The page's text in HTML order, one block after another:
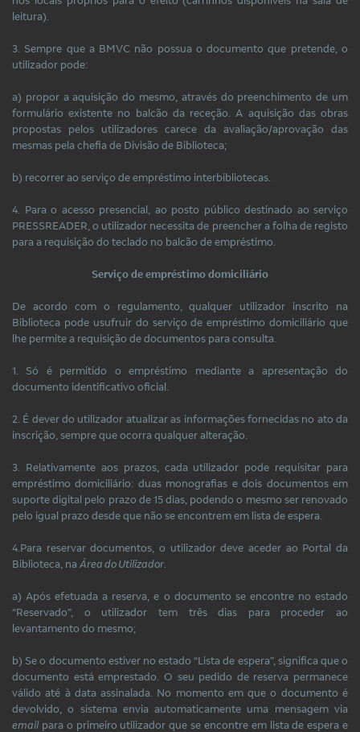
leitura).
3. Sempre que a BMVC não possua o documento que pretende, o
utilizador pode:
a) propor a aquisição do mesmo, através do preenchimento de um
formulário existente no balcão da receção. A aquisição das obras
propostas pelos utilizadores carece da avaliação/aprovação das
mesmas pela chefia de Divisão de Biblioteca;
b) recorrer ao serviço de empréstimo interbibliotecas.
4. Para o acesso presencial, ao posto público destinado ao serviço
PRESSREADER, o utilizador necessita de preencher a folha de registo
para a requisição do teclado no balcão de empréstimo.
Serviço de empréstimo domiciliário
De acordo com o regulamento, qualquer utilizador inscrito na
Biblioteca pode usufruir do serviço de empréstimo domiciliário que
lhe permite a requisição de documentos para consulta.
1. Só é permitido o empréstimo mediante a apresentação do
documento identificativo oficial.
2. É dever do utilizador atualizar as informações fornecidas no ato da
inscrição, sempre que ocorra qualquer alteração.
3. Relativamente aos prazos, cada utilizador pode requisitar para
empréstimo domiciliário: duas monografias e dois documentos em
suporte digital pelo prazo de 15 dias, podendo o mesmo ser renovado
pelo igual prazo desde que não se encontrem em lista de espera.
4.Para reservar documentos, o utilizador deve aceder ao Portal da
Biblioteca, na Área do Utilizador
a) Após efetuada a reserva, e o documento se encontre no estado
“Reservado”, o utilizador tem três dias para proceder ao
levantamento do mesmo;
b) Se o documento estiver no estado “Lista de espera”, significa que o
documento está emprestado. O seu pedido de reserva permanece
válido até à data assinalada. No momento em que o documento é
devolvido, o sistema envia automaticamente uma mensagem via
emailpara o primeiro utilizador que se encontre em lista de espera e